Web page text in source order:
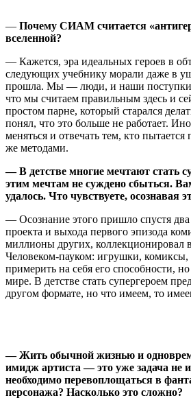
— Почему СИАМ считается
вселенной?
— Кажется, эра идеальных героев в
следующих учебнику морали даже в
прошла. Мы — люди, и наши поступки
что мы считаем правильным здесь и
простом парне, который старался
понял, что это больше не работает.
меняться и отвечать тем, кто
же методами.
— В детстве многие мечтают стать
этим мечтам не суждено сбыться.
удалось. Что чувствуете, осознавая
— Осознание этого пришло спустя два
проекта и выхода первого эпизода
миллионы других, коллекционировал
Человеком-пауком: игрушки,
примерить на себя его способности,
мире. В детстве стать супергероем
другом формате, но что имеем, то
— Жить обычной жизнью и
имидж артиста — это уже задача не
необходимо перевоплощаться в
персонажа? Насколько это сложно?